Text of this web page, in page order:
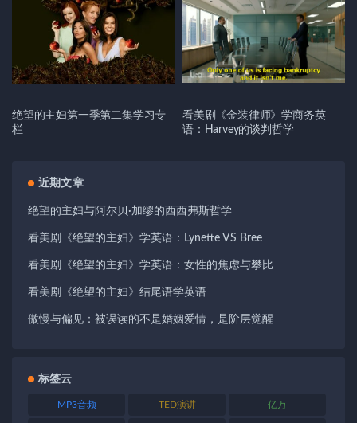
绝望的主妇第一季第二集学习专
栏
看美剧《金装律师》学商务英
语：Harvey的谈判哲学
近期文章
绝望的主妇与阿尔贝·加缪的西西弗斯哲学
看美剧《绝望的主妇》学英语：Lynette VS Bree
看美剧《绝望的主妇》学英语：女性的焦虑与攀比
看美剧《绝望的主妇》结尾语学英语
傲慢与偏见：被误读的不是婚姻爱情，是阶层觉醒
标签云
MP3音频 TED演讲 亿万